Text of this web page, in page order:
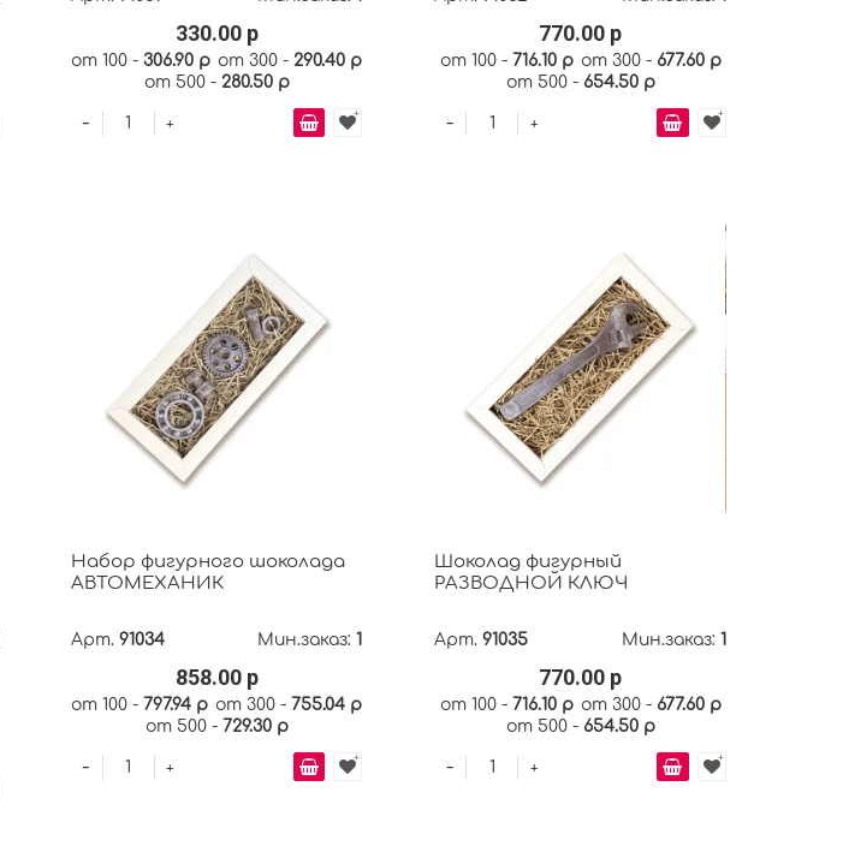
330.00 р
от 100 -306.90 р от 300 - 290.40 р
от 500 - 280.50 р
+
-
770.00 р
от 100 - 716.10 р от 300 - 677.60 р
от 500 - 654.50 р
+
-
Набор фигурного шоколада
АВТОМЕХАНИК
Арт. 91034 Мин.заказ:1
858.00 р
от 100 - 797.94 р от 300 - 755.04 р
от 500 - 729.30 р
+
-
Шоколад фигурный
РАЗВОДНОЙ КЛЮЧ
Арт.91035 Мин.заказ: 1
770.00 р
от 100 - 716.10 р от 300 - 677.60 р
от 500 - 654.50 р
+
-